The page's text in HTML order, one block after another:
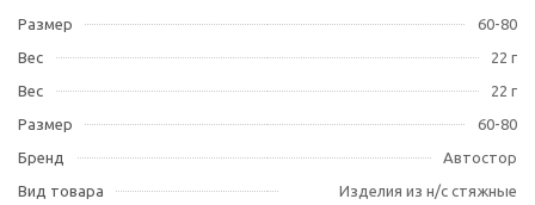
Размер
60-80
Вес
22 г
Вес
22 г
Размер
60-80
Бренд
Автостор
Вид товара
Изделия из н/с стяжные